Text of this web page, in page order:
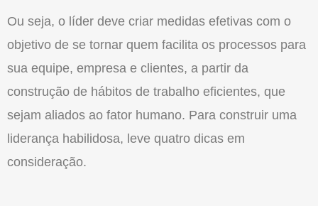
Ou seja, o líder deve criar medidas efetivas com o
objetivo de se tornar quem facilita os processos para
sua equipe, empresa e clientes, a partir da
construção de hábitos de trabalho eficientes, que
sejam aliados ao fator humano. Para construir uma
liderança habilidosa, leve quatro dicas em
consideração.